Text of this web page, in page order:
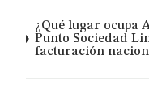
¿Qué lugar ocupa
Punto Sociedad
facturación